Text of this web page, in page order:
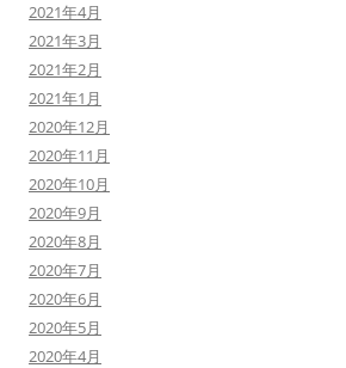
2021年4月
2021年3月
2021年2月
2021年1月
2020年12月
2020年11月
2020年10月
2020年9月
2020年8月
2020年7月
2020年6月
2020年5月
2020年4月